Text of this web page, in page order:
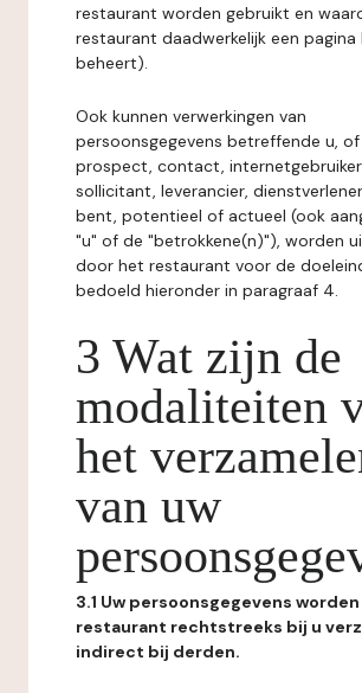
restaurant worden gebruikt en
restaurant daadwerkelijk een pagina
beheert).
Ook kunnen verwerkingen van
persoonsgegevens betreffende u,
prospect, contact, internetgebruiker
sollicitant, leverancier,
bent, potentieel of actueel (ook
"u" of de "betrokkene(n)"), worden
door het restaurant voor de
bedoeld hieronder in paragraaf 4.
3 Wat zijn de
modaliteiten
het
van uw
3.1 Uw persoonsgegevens
restaurant rechtstreeks bij u
indirect bij derden.